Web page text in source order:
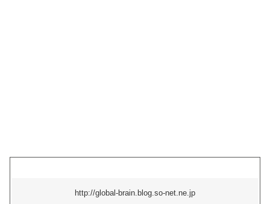
http://global-brain.blog.so-net.ne.jp